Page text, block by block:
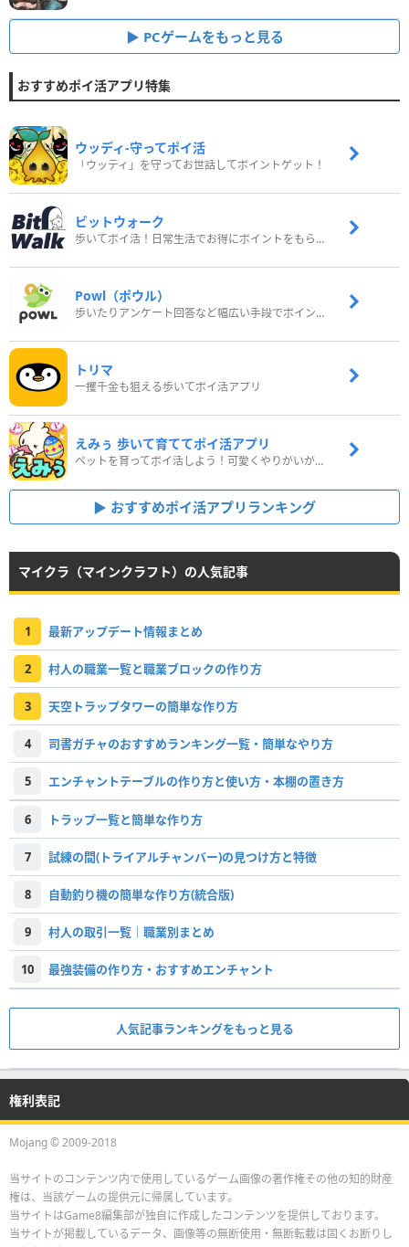
PCゲームをもっと見る
おすすめポイ活アプリ特集
ウッディ‐守ってポイ活
「ウッディ」を守ってお世話してポイントゲット！
ビットウォーク
歩いてポイ活！日常生活でお得にポイントをもらおう
Powl（ポウル）
歩いたりアンケート回答など幅広い手段でポイントをゲット
トリマ
一攫千金も狙える歩いてポイ活アプリ
えみぅ 歩いて育ててポイ活アプリ
ペットを育ってポイ活しよう！可愛くやりがいがある新感覚アプリ
おすすめポイ活アプリランキング
マイクラ（マインクラフト）の人気記事
1 最新アップデート情報まとめ
2 村人の職業一覧と職業ブロックの作り方
3 天空トラップタワーの簡単な作り方
4 司書ガチャのおすすめランキング一覧・簡単なやり方
5 エンチャントテーブルの作り方と使い方・本棚の置き方
6 トラップ一覧と簡単な作り方
7 試練の間(トライアルチャンバー)の見つけ方と特徴
8 自動釣り機の簡単な作り方(統合版)
9 村人の取引一覧｜職業別まとめ
10 最強装備の作り方・おすすめエンチャント
人気記事ランキングをもっと見る
権利表記
Mojang © 2009-2018
当サイトのコンテンツ内で使用しているゲーム画像の著作権その他の知的財産
権は、当該ゲームの提供元に帰属しています。
当サイトはGame8編集部が独自に作成したコンテンツを提供しております。
当サイトが掲載しているデータ、画像等の無断使用・無断転載は固くお断りし